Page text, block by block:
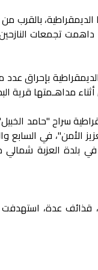
بالقرب
داهمت تجمعات
بإحراق عدد
مداهـمتها قرية
سراح "حامد
الأمن"، في
في بلدة العزبة
عدة، استهدفت